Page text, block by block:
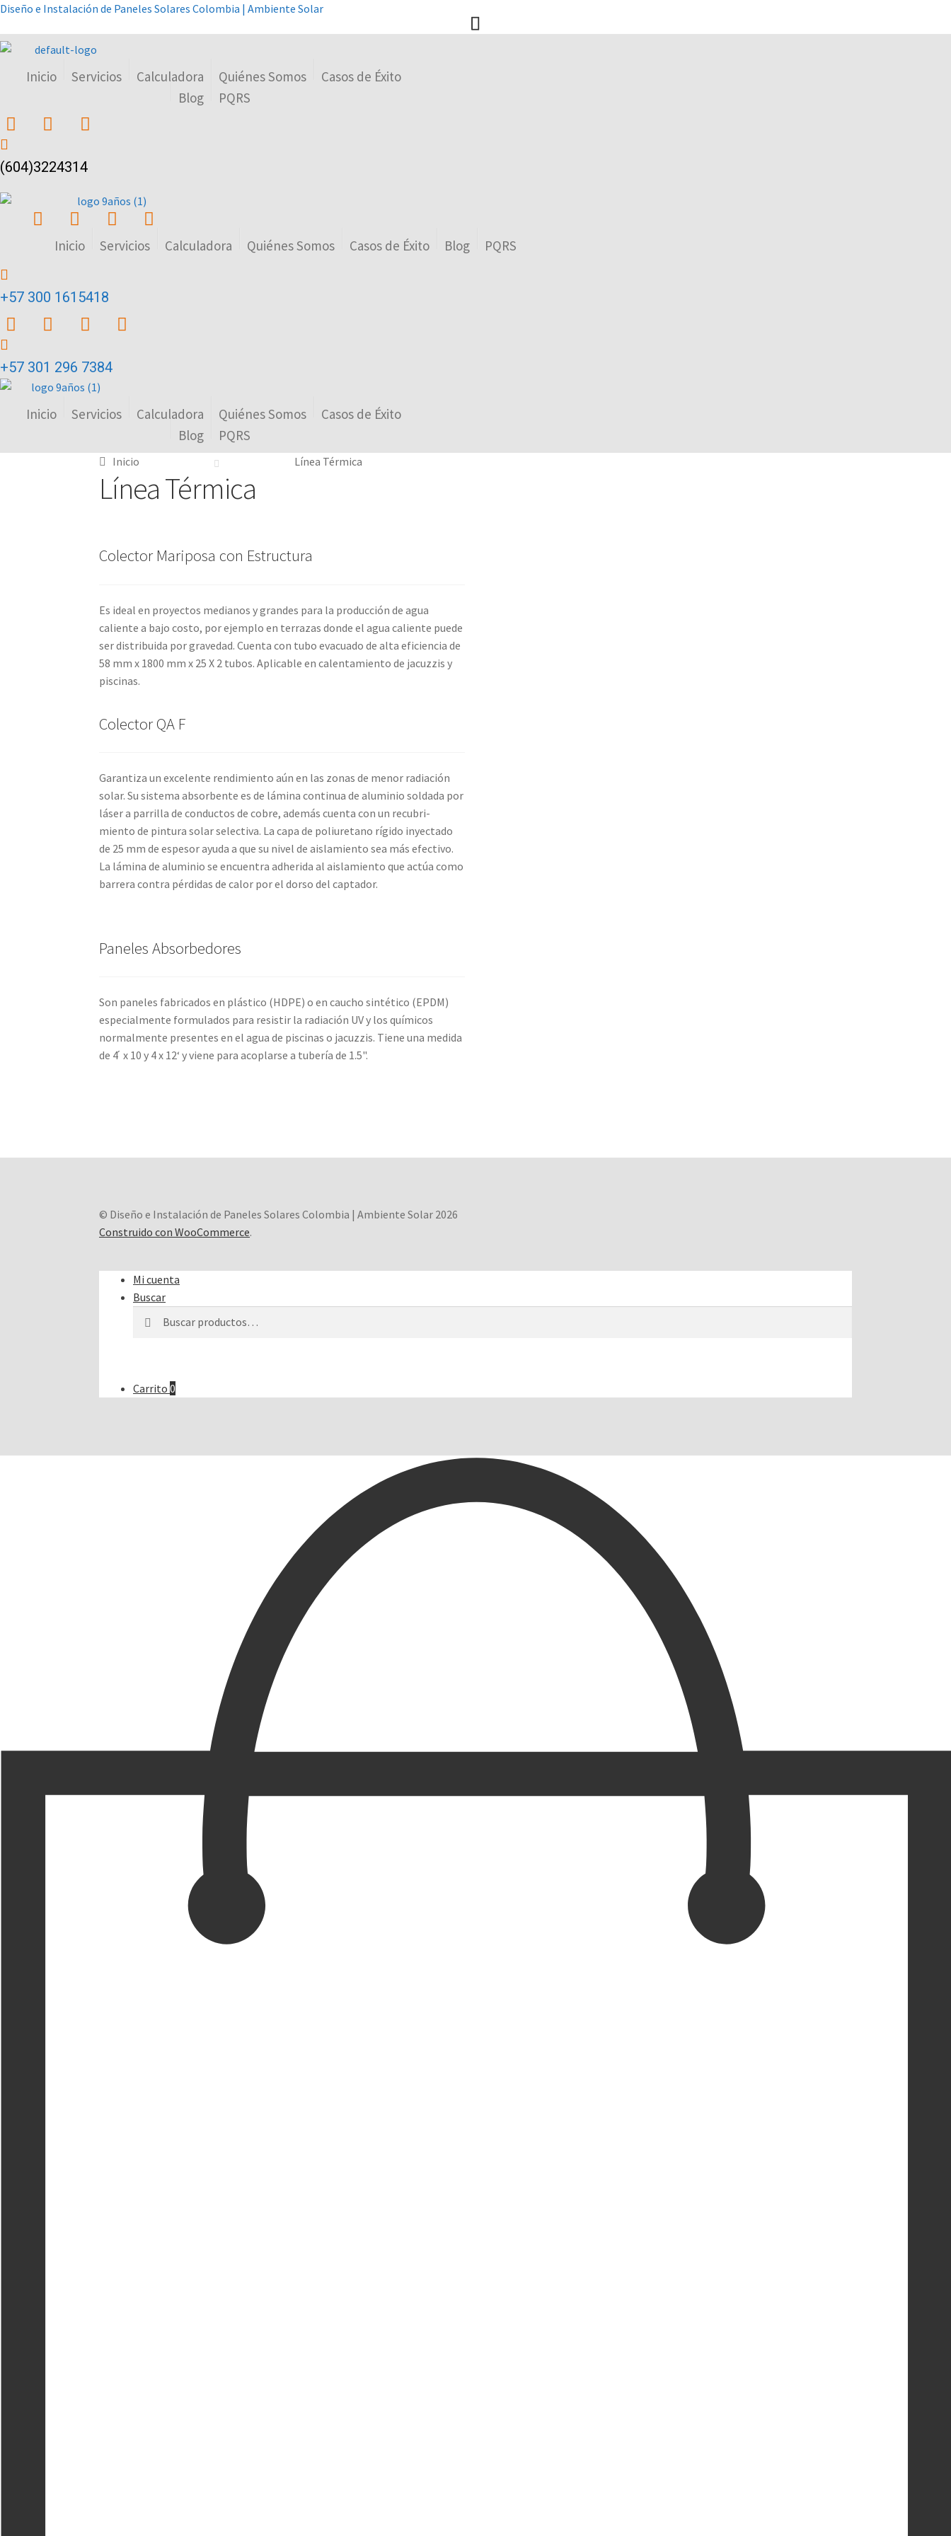
Diseño e Instalación de Paneles Solares Colombia | Ambiente Solar
Inicio Servicios Calculadora Quiénes Somos
Casos de Éxito
Blog
PQRS
(604)3224314
Inicio Servicios Calculadora Quiénes Somos Casos de Éxito Blog PQRS
+57 300 1615418
+57 301 296 7384
Inicio Servicios Calculadora Quiénes Somos
Casos de Éxito
Blog
PQRS
Inicio Línea Térmica
Línea Térmica
Colector Mariposa con Estructura
Es ideal en proyectos medianos y grandes para la producción de agua
caliente a bajo costo, por ejemplo en terrazas donde el agua caliente puede
ser distribuida por gravedad. Cuenta con tubo evacuado de alta eficiencia de
58 mm x 1800 mm x 25 X 2 tubos. Aplicable en calentamiento de jacuzzis y
piscinas.
Colector QA F
Garantiza un excelente rendimiento aún en las zonas de menor radiación
solar. Su sistema absorbente es de lámina continua de aluminio soldada por
láser a parrilla de conductos de cobre, además cuenta con un recubri-
miento de pintura solar selectiva. La capa de poliuretano rígido inyectado
de 25 mm de espesor ayuda a que su nivel de aislamiento sea más efectivo.
La lámina de aluminio se encuentra adherida al aislamiento que actúa como
barrera contra pérdidas de calor por el dorso del captador.
Paneles Absorbedores
Son paneles fabricados en plástico (HDPE) o en caucho sintético (EPDM)
especialmente formulados para resistir la radiación UV y los químicos
normalmente presentes en el agua de piscinas o jacuzzis. Tiene una medida
de 4 ́ x 10 y 4 x 12‘ y viene para acoplarse a tubería de 1.5".
© Diseño e Instalación de Paneles Solares Colombia | Ambiente Solar 2026
Construido con WooCommerce.
Mi cuenta
Buscar
Carrito0